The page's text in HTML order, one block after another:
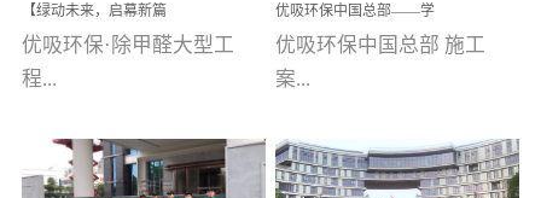
在广州番禺区成功建立产
品线生产基地，工厂拥有
自动化生产设备和成熟的
选择源头源材料、严控产
品质量，我们每一批的生
【绿动未来，启幕新篇
章】优吸环保中标深圳安
居乐寓，超大型工装室内
空气治理项目顺利启航，
优吸环保·除甲醛大型工
程...
案例【深圳安居乐寓】室
优吸环保中国总部——学
校施工案例(节选)
优吸环保中国总部 施工
案...
例(学校工装节选)广州南沙